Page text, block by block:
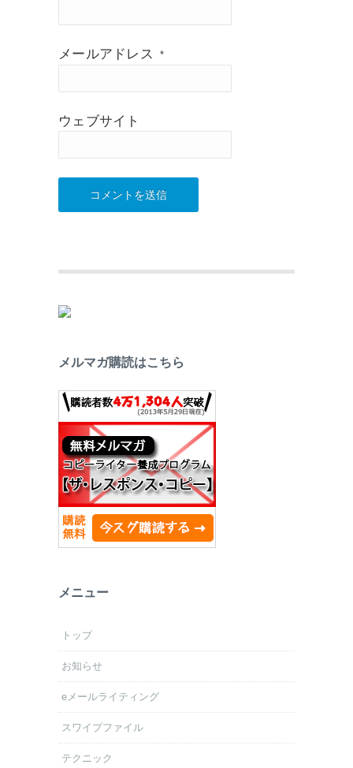
メールアドレス *
ウェブサイト
メルマガ購読はこちら
メニュー
トップ
お知らせ
eメールライティング
スワイプファイル
テクニック